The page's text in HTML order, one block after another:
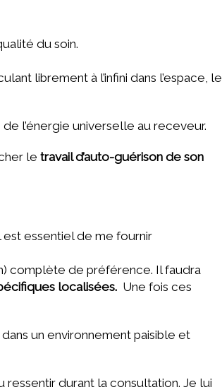
du soin.
librement à l’infini dans l’espace, le
l’énergie universelle au receveur.
le travail d’auto-guérison de son
essentiel de me fournir
complète de préférence. Il faudra
localisées. Une fois ces
un environnement paisible et
ressentir durant la consultation. Je lui